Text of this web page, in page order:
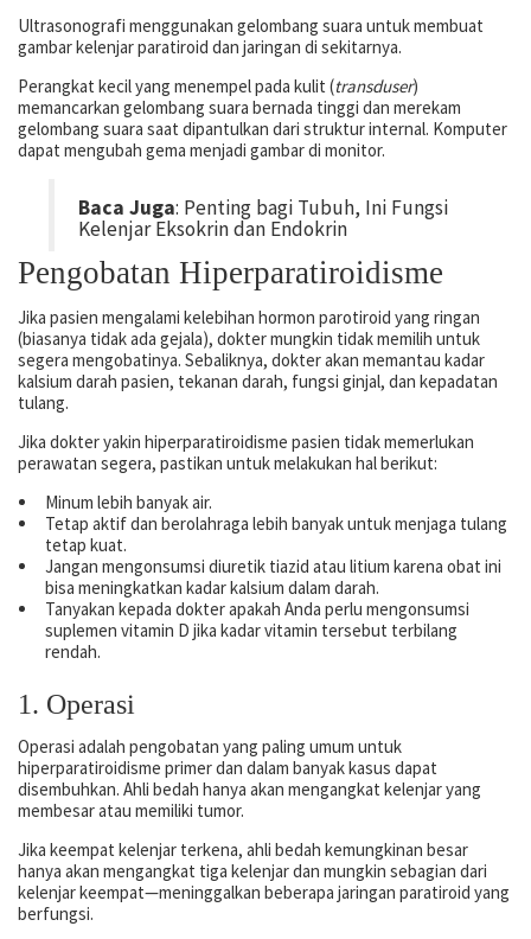
Ultrasonografi menggunakan gelombang suara untuk membuat
gambar kelenjar paratiroid dan jaringan di sekitarnya.
Perangkat kecil yang menempel pada kulit (transduser)
memancarkan gelombang suara bernada tinggi dan merekam
gelombang suara saat dipantulkan dari struktur internal. Komputer
dapat mengubah gema menjadi gambar di monitor.
Baca Juga: Penting bagi Tubuh, Ini Fungsi
Kelenjar Eksokrin dan Endokrin
Pengobatan Hiperparatiroidisme
Jika pasien mengalami kelebihan hormon parotiroid yang ringan
(biasanya tidak ada gejala), dokter mungkin tidak memilih untuk
segera mengobatinya. Sebaliknya, dokter akan memantau kadar
kalsium darah pasien, tekanan darah, fungsi ginjal, dan kepadatan
tulang.
Jika dokter yakin hiperparatiroidisme pasien tidak memerlukan
perawatan segera, pastikan untuk melakukan hal berikut:
Minum lebih banyak air.
Tetap aktif dan berolahraga lebih banyak untuk menjaga tulang
tetap kuat.
Jangan mengonsumsi diuretik tiazid atau litium karena obat ini
bisa meningkatkan kadar kalsium dalam darah.
Tanyakan kepada dokter apakah Anda perlu mengonsumsi
suplemen vitamin D jika kadar vitamin tersebut terbilang
rendah.
1. Operasi
Operasi adalah pengobatan yang paling umum untuk
hiperparatiroidisme primer dan dalam banyak kasus dapat
disembuhkan. Ahli bedah hanya akan mengangkat kelenjar yang
membesar atau memiliki tumor.
Jika keempat kelenjar terkena, ahli bedah kemungkinan besar
hanya akan mengangkat tiga kelenjar dan mungkin sebagian dari
kelenjar keempat—meninggalkan beberapa jaringan paratiroid yang
berfungsi.